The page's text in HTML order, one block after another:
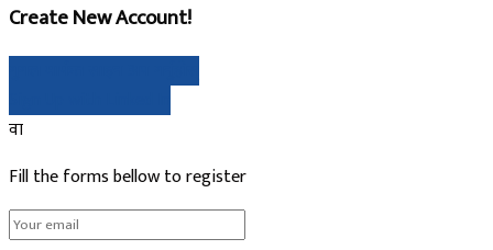
Create New Account!
वा
Fill the forms bellow to register